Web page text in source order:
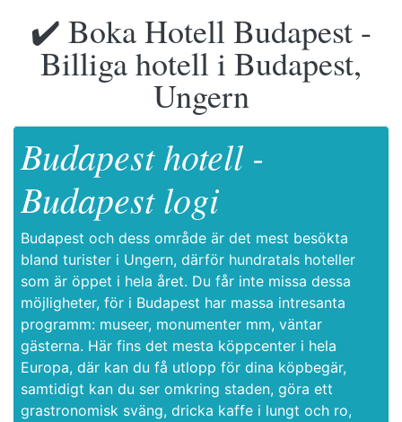
✔️ Boka Hotell Budapest -
Billiga hotell i Budapest,
Ungern
Budapest hotell -
Budapest logi
Budapest och dess område är det mest besökta
bland turister i Ungern, därför hundratals hoteller
som är öppet i hela året. Du får inte missa dessa
möjligheter, för i Budapest har massa intresanta
programm: museer, monumenter mm, väntar
gästerna. Här fins det mesta köppcenter i hela
Europa, där kan du få utlopp för dina köpbegär,
samtidigt kan du ser omkring staden, göra ett
grastronomisk sväng, dricka kaffe i lungt och ro,